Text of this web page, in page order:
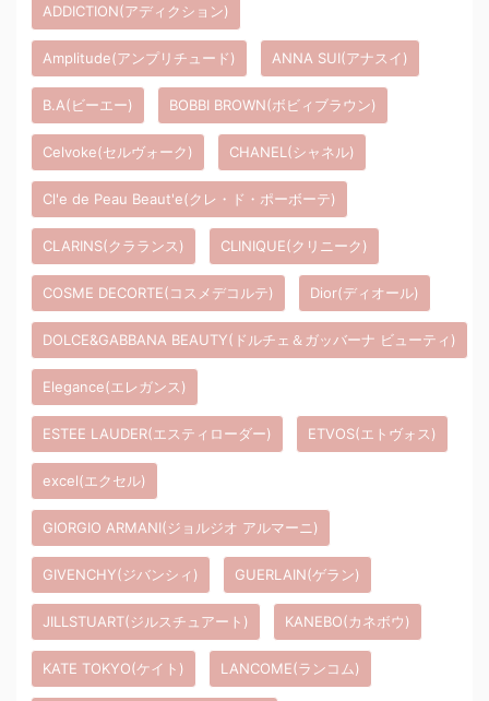
ADDICTION(アディクション)
Amplitude(アンプリチュード) ANNA SUI(アナスイ)
B.A(ビーエー) BOBBI BROWN(ボビィブラウン)
Celvoke(セルヴォーク) CHANEL(シャネル)
Cl'e de Peau Beaut'e(クレ・ド・ポーボーテ)
CLARINS(クラランス) CLINIQUE(クリニーク)
COSME DECORTE(コスメデコルテ) Dior(ディオール)
DOLCE&GABBANA BEAUTY(ドルチェ＆ガッバーナ ビューティ)
Elegance(エレガンス)
ESTEE LAUDER(エスティローダー) ETVOS(エトヴォス)
excel(エクセル)
GIORGIO ARMANI(ジョルジオ アルマーニ)
GIVENCHY(ジバンシィ) GUERLAIN(ゲラン)
JILLSTUART(ジルスチュアート) KANEBO(カネボウ)
KATE TOKYO(ケイト) LANCOME(ランコム)